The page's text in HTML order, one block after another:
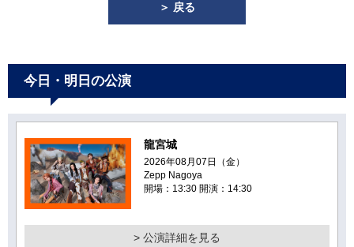
＞ 戻る
今日・明日の公演
龍宮城
2026年08月07日（金）
Zepp Nagoya
開場：13:30 開演：14:30
> 公演詳細を見る